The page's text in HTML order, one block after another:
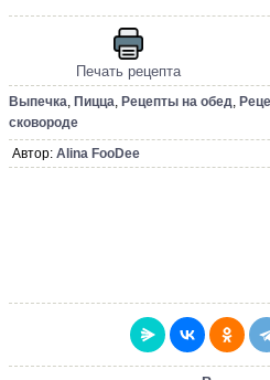
Печать рецепта
Выпечка, Пицца, Рецепты на обед,
сковороде
Автор: Alina FooDee